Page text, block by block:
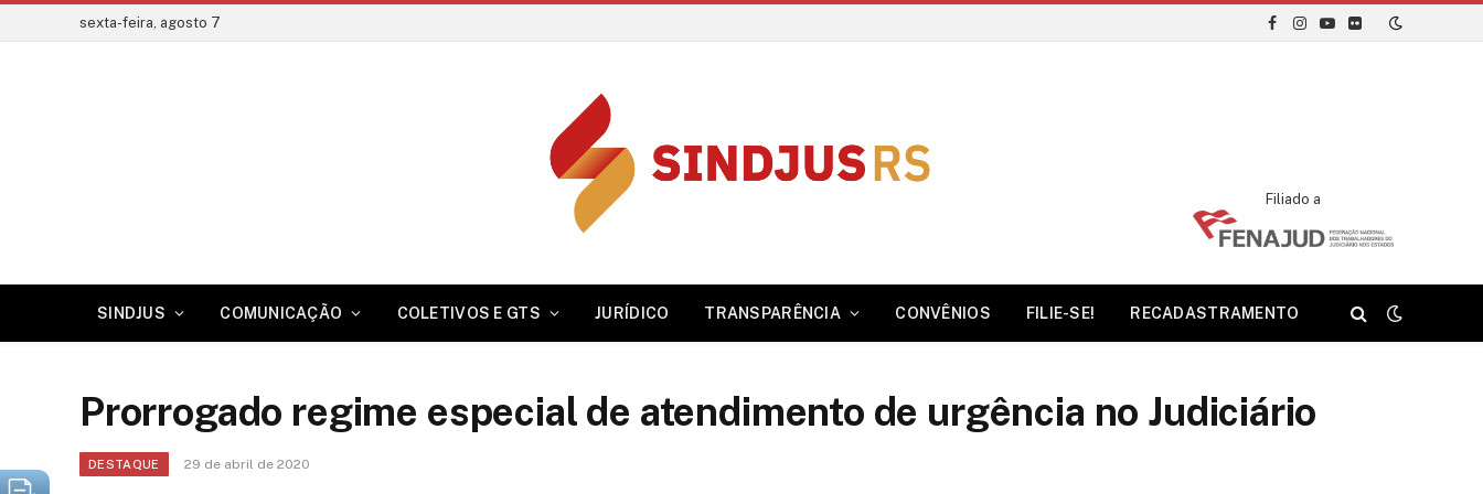
sexta-feira, agosto 7
Facebook
Instagram
YouTube
Flickr
Filiado a
SINDJUS COMUNICAÇÃO COLETIVOS E GTS JURÍDICO TRANSPARÊNCIA CONVÊNIOS FILIE-SE! RECADASTRAMENTO
Prorrogado regime especial de atendimento de urgência no Judiciário
DESTAQUE 29 de abril de 2020